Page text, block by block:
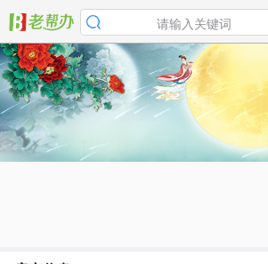
请输入关键词